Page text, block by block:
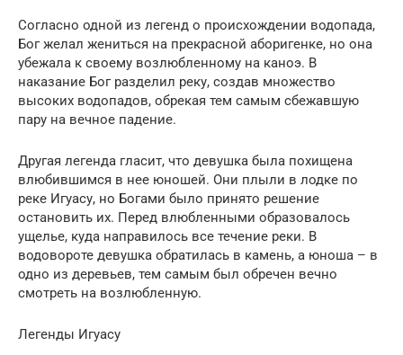
Согласно одной из легенд о происхождении водопада,
Бог желал жениться на прекрасной аборигенке, но она
убежала к своему возлюбленному на каноэ. В
наказание Бог разделил реку, создав множество
высоких водопадов, обрекая тем самым сбежавшую
пару на вечное падение.
Другая легенда гласит, что девушка была похищена
влюбившимся в нее юношей. Они плыли в лодке по
реке Игуасу, но Богами было принято решение
остановить их. Перед влюбленными образовалось
ущелье, куда направилось все течение реки. В
водовороте девушка обратилась в камень, а юноша – в
одно из деревьев, тем самым был обречен вечно
смотреть на возлюбленную.
Легенды Игуасу